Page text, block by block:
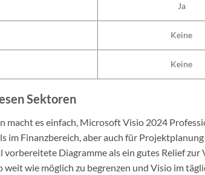
Ja
Keine
Keine
Sektoren
macht es einfach, Microsoft Visio 2024
im Finanzbereich, aber auch für
Diagramme als ein gutes Relief
wie möglich zu begrenzen und Visio im